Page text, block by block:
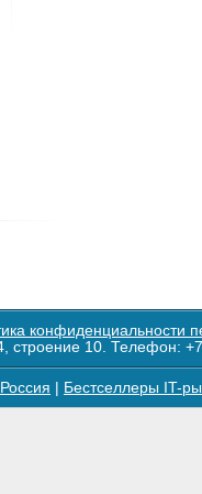
конфиденциальности
строение 10. Телефон:
Бестселлеры IT-